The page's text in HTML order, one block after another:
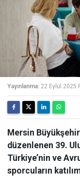
Yayınlanma: 22 Eylül 2025
Mersin
düzenlenen 39.
Türkiye’nin ve
sporcuların